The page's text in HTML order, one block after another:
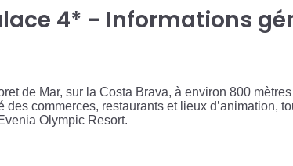
4* - Informations
de Mar, sur la Costa Brava, à environ 800
commerces, restaurants et lieux d’animation,
Olympic Resort.